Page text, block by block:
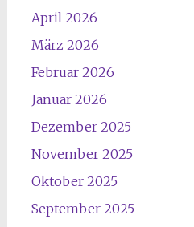
April 2026
März 2026
Februar 2026
Januar 2026
Dezember 2025
November 2025
Oktober 2025
September 2025